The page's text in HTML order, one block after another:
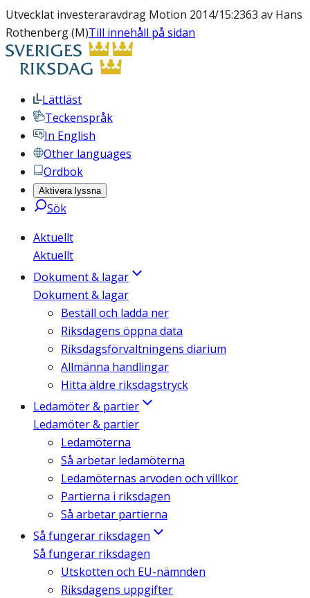
Utvecklat investeraravdrag Motion 2014/15:2363 av Hans
Rothenberg (M)Till innehåll på sidan
Lättläst
Teckenspråk
In English
Other languages
Ordbok
Aktivera lyssna
Sök
Aktuellt
Aktuellt
Dokument & lagar
Dokument & lagar
Beställ och ladda ner
Riksdagens öppna data
Riksdagsförvaltningens diarium
Allmänna handlingar
Hitta äldre riksdagstryck
Ledamöter & partier
Ledamöter & partier
Ledamöterna
Så arbetar ledamöterna
Ledamöternas arvoden och villkor
Partierna i riksdagen
Så arbetar partierna
Så fungerar riksdagen
Så fungerar riksdagen
Utskotten och EU-nämnden
Riksdagens uppgifter